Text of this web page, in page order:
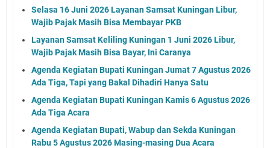
Selasa 16 Juni 2026 Layanan Samsat Kuningan Libur,
Wajib Pajak Masih Bisa Membayar PKB
Layanan Samsat Keliling Kuningan 1 Juni 2026 Libur,
Wajib Pajak Masih Bisa Bayar, Ini Caranya
Agenda Kegiatan Bupati Kuningan Jumat 7 Agustus 2026
Ada Tiga, Tapi yang Bakal Dihadiri Hanya Satu
Agenda Kegiatan Bupati Kuningan Kamis 6 Agustus 2026
Ada Tiga Acara
Agenda Kegiatan Bupati, Wabup dan Sekda Kuningan
Rabu 5 Agustus 2026 Masing-masing Dua Acara